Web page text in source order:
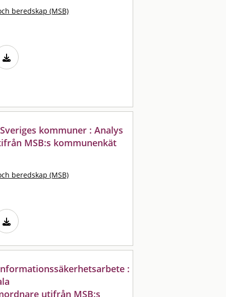
beredskap (MSB)
kommuner : Analys
MSB:s kommunenkät
beredskap (MSB)
:
utifrån MSB:s